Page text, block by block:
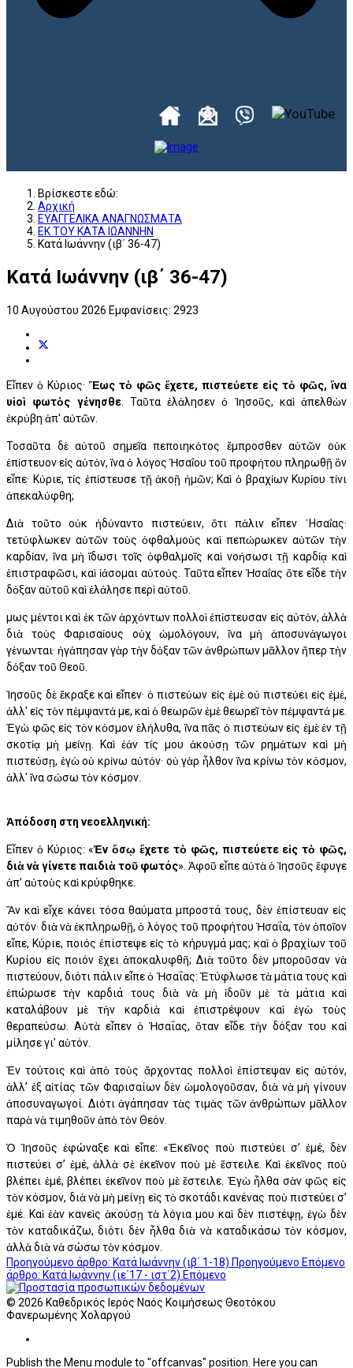
Βρίσκεστε εδώ:
Αρχική
ΕΥΑΓΓΕΛΙΚΑ ΑΝΑΓΝΩΣΜΑΤΑ
ΕΚ ΤΟΥ ΚΑΤΑ ΙΩΑΝΝΗΝ
Κατά Ιωάννην (ιβ΄ 36-47)
Κατά Ιωάννην (ιβ΄ 36-47)
10 Αυγούστου 2026 Εμφανίσεις: 2923
Εἶπεν ὁ Κύριος· Ἕως τὸ φῶς ἔχετε, πιστεύετε εἰς τὸ φῶς, ἵνα
υἱοὶ φωτὸς γένησθε. Ταῦτα ἐλάλησεν ὁ Ἰησοῦς, καὶ ἀπελθὼν
ἐκρύβη ἀπ' αὐτῶν.
Τοσαῦτα δὲ αὐτοῦ σημεῖα πεποιηκότος ἔμπροσθεν αὐτῶν οὐκ
ἐπίστευον εἰς αὐτόν, ἵνα ὁ λόγος Ἡσαΐου τοῦ προφήτου πληρωθῇ ὃν
εἶπε· Κύριε, τίς ἐπίστευσε τῇ ἀκοῇ ἡμῶν; Καὶ ὁ βραχίων Κυρίου τίνι
ἀπεκαλύφθη;
Διὰ τοῦτο οὐκ ἠδύναντο πιστεύειν, ὅτι πάλιν εἶπεν ῾Ησαΐας·
τετύφλωκεν αὐτῶν τοὺς ὀφθαλμοὺς καὶ πεπώρωκεν αὐτῶν τὴν
καρδίαν, ἵνα μὴ ἴδωσι τοῖς ὀφθαλμοῖς καὶ νοήσωσι τῇ καρδίᾳ καὶ
ἐπιστραφῶσι, καὶ ἰάσομαι αὐτούς. Ταῦτα εἶπεν Ἡσαΐας ὅτε εἶδε τὴν
δόξαν αὐτοῦ καὶ ἐλάλησε περὶ αὐτοῦ.
Ὅμως μέντοι καὶ ἐκ τῶν ἀρχόντων πολλοὶ ἐπίστευσαν εἰς αὐτόν, ἀλλὰ
διὰ τοὺς Φαρισαίους οὐχ ὡμολόγουν, ἵνα μὴ ἀποσυνάγωγοι
γένωνται· ἠγάπησαν γὰρ τὴν δόξαν τῶν ἀνθρώπων μᾶλλον ἤπερ τὴν
δόξαν τοῦ Θεοῦ.
Ἰησοῦς δὲ ἔκραξε καὶ εἶπεν· ὁ πιστεύων εἰς ἐμὲ οὐ πιστεύει εἰς ἐμέ,
ἀλλ' εἰς τὸν πέμψαντά με, καὶ ὁ θεωρῶν ἐμὲ θεωρεῖ τὸν πέμψαντά με.
Ἐγὼ φῶς εἰς τὸν κόσμον ἐλήλυθα, ἵνα πᾶς ὁ πιστεύων εἰς ἐμὲ ἐν τῇ
σκοτίᾳ μὴ μείνῃ. Καὶ ἐάν τίς μου ἀκούσῃ τῶν ρημάτων καὶ μὴ
πιστεύσῃ, ἐγὼ οὐ κρίνω αὐτόν· οὐ γὰρ ἦλθον ἵνα κρίνω τὸν κόσμον,
ἀλλ' ἵνα σώσω τὸν κόσμον.
Ἀπόδοση στη νεοελληνική:
Εἶπεν ὁ Κύριος: «Ἐν ὅσῳ ἔχετε τὸ φῶς, πιστεύετε εἰς τὸ φῶς,
διὰ νὰ γίνετε παιδιὰ τοῦ φωτός». Ἀφοῦ εἶπε αὐτὰ ὁ Ἰησοῦς ἔφυγε
ἀπ’ αὐτοὺς καὶ κρύφθηκε.
Ἂν καὶ εἶχε κάνει τόσα θαύματα μπροστά τους, δὲν ἐπίστευαν εἰς
αὐτόν· διὰ νὰ ἐκπληρωθῇ, ὁ λόγος τοῦ προφήτου Ἡσαΐα, τὸν ὁποῖον
εἶπε, Κύριε, ποιός ἐπίστεψε εἰς τὸ κήρυγμά μας; καὶ ὁ βραχίων τοῦ
Κυρίου εἰς ποιόν ἔχει ἀποκαλυφθῆ; Διὰ τοῦτο δὲν μποροῦσαν νὰ
πιστεύουν, διότι πάλιν εἶπε ὁ Ἡσαΐας: Ἐτύφλωσε τὰ μάτια τους καὶ
ἐπώρωσε τὴν καρδιά τους διὰ νὰ μὴ ἰδοῦν μὲ τὰ μάτια καὶ
καταλάβουν μὲ τὴν καρδιὰ καὶ ἐπιστρέψουν καὶ ἐγὼ τοὺς
θεραπεύσω. Αὐτὰ εἶπεν ὁ Ἡσαΐας, ὅταν εἶδε τὴν δόξαν του καὶ
μίλησε γι’ αὐτόν.
Ἐν τούτοις καὶ ἀπὸ τοὺς ἄρχοντας πολλοὶ ἐπίστεψαν εἰς αὐτόν,
ἀλλ’ ἐξ αἰτίας τῶν Φαρισαίων δὲν ὡμολογοῦσαν, διὰ νὰ μὴ γίνουν
ἀποσυναγωγοί. Διότι ἀγάπησαν τὰς τιμὰς τῶν ἀνθρώπων μᾶλλον
παρὰ νὰ τιμηθοῦν ἀπὸ τὸν Θεόν.
Ὁ Ἰησοῦς ἐφώναξε καὶ εἶπε: «Ἐκεῖνος ποὺ πιστεύει σ’ ἐμέ, δὲν
πιστεύει σ’ ἐμέ, ἀλλὰ σὲ ἐκεῖνον ποὺ μὲ ἔστειλε. Καὶ ἐκεῖνος ποὺ
βλέπει ἐμέ, βλέπει ἐκεῖνον ποὺ μὲ ἔστειλε. Ἐγὼ ἦλθα σὰν φῶς εἰς
τὸν κόσμον, διὰ νὰ μὴ μείνῃ εἰς τὸ σκοτάδι κανένας ποὺ πιστεύει σ’
ἐμέ. Καὶ ἐὰν κανεὶς ἀκούσῃ τὰ λόγια μου καὶ δὲν πιστέψῃ, ἐγὼ δὲν
τὸν καταδικάζω, διότι δὲν ἦλθα διὰ νὰ καταδικάσω τὸν κόσμον,
ἀλλὰ διὰ νὰ σώσω τὸν κόσμον.
Προηγούμενο άρθρο: Κατά Ιωάννην (ιβ΄ 1-18) Προηγούμενο Επόμενο
άρθρο: Κατά Ιωάννην (ιε΄17 - ιστ΄2) Επόμενο
© 2026 Καθεδρικός Ιερός Ναός Κοιμήσεως Θεοτόκου
Φανερωμένης Χολαργού
Publish the Menu module to "offcanvas" position. Here you can